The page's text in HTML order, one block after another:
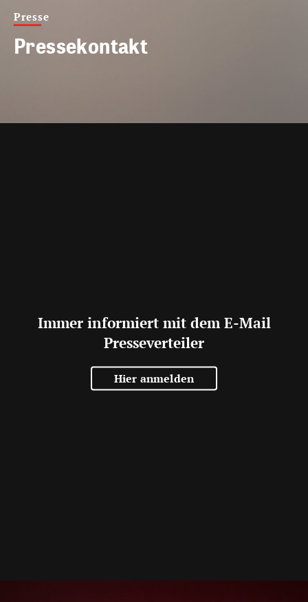
Presse
Pressekontakt
Immer informiert mit dem E-Mail
Presseverteiler
Hier anmelden